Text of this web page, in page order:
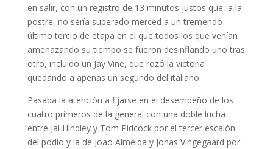
en salir, con un registro de 13 minutos justos que, a la
postre, no sería superado merced a un tremendo
último tercio de etapa en el que todos los que venían
amenazando su tiempo se fueron desinflando uno tras
otro, incluido un Jay Vine, que rozó la victoria
quedando a apenas un segundo del italiano.
Pasaba la atención a fijarse en el desempeño de los
cuatro primeros de la general con una doble lucha
entre Jai Hindley y Tom Pidcock por el tercer escalón
del podio y la de Joao Almeida y Jonas Vingegaard por